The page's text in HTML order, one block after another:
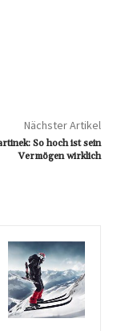
Nächster Artikel
So hoch ist sein
Vermögen wirklich